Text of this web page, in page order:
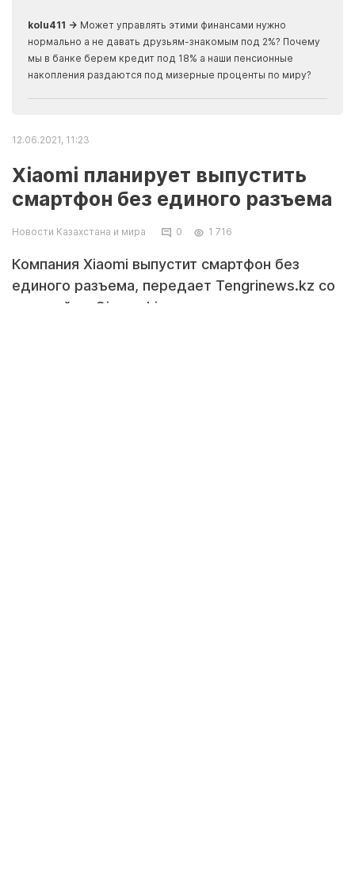
kolu411 → Может управлять этими финансами нужно
нормально а не давать друзьям-знакомым под 2%? Почему
мы в банке берем кредит под 18% а наши пенсионные
накопления раздаются под мизерные проценты по миру?
12.06.2021, 11:23
Xiaomi планирует выпустить
смартфон без единого разъема
Новости Казахстана и мира 0 1 716
Компания Xiaomi выпустит смартфон без
единого разъема, передает Tengrinews.kz со
ссылкой на Gizmochina.